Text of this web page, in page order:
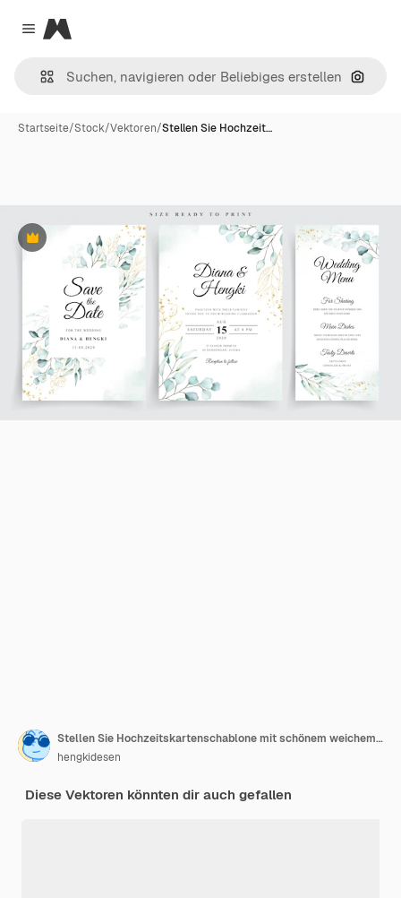
Close menu
Magnific
Nach
Startseite/Stock/Vektoren/Stellen Sie Hochzeit…
Premium
Stellen Sie Hochzeitskartenschablone mit schönem weichem Eukalyptusaquarell ein
hengkidesen
Diese Vektoren könnten dir auch gefallen